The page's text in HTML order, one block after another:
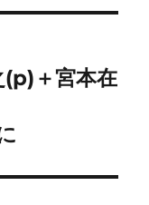
(p)＋宮本在